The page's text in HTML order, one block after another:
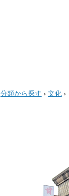
分類から探す › 文化 ›